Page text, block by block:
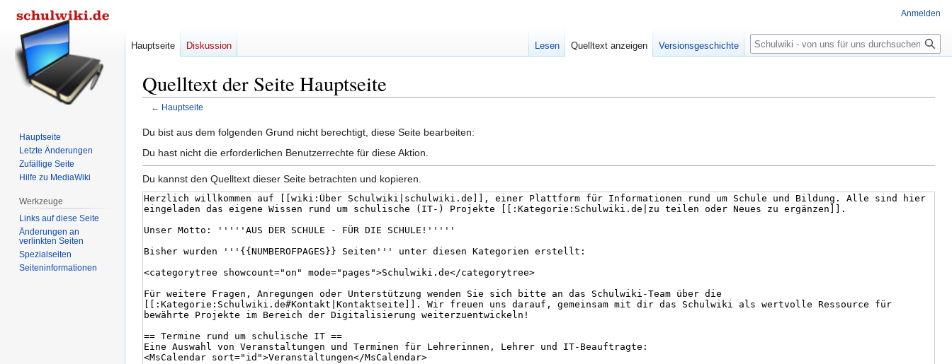
Quelltext der Seite Hauptseite
← Hauptseite
Zur
Navigation
Zur
Suche
Du bist aus dem folgenden Grund nicht berechtigt, diese Seite bearbeiten:
Du hast nicht die erforderlichen Benutzerrechte für diese Aktion.
Du kannst den Quelltext dieser Seite betrachten und kopieren.
Anmelden
Hauptseite Diskussion Lesen Quelltext anzeigen Versionsgeschichte
Hauptseite
Letzte Änderungen
Zufällige Seite
Hilfe zu MediaWiki
Werkzeuge
Links auf diese Seite
Änderungen an
verlinkten Seiten
Spezialseiten
Seiten­­informationen